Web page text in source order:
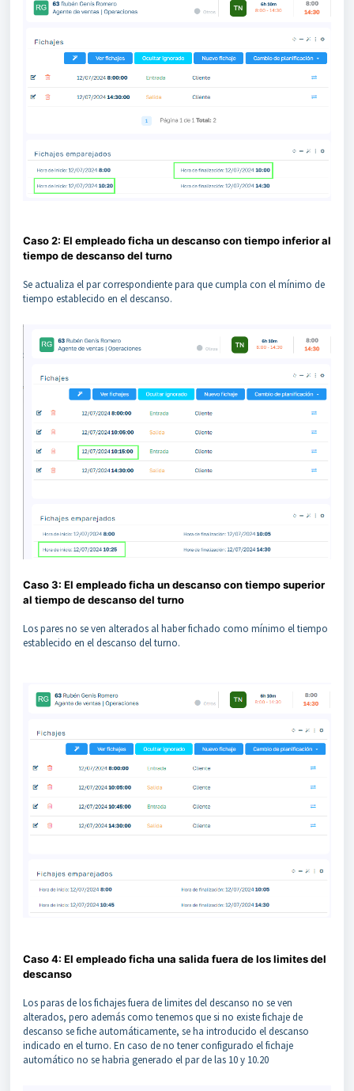
Caso 2: El empleado ficha un descanso con tiempo inferior al
tiempo de descanso del turno
Se actualiza el par correspondiente para que cumpla con el mínimo de
tiempo establecido en el descanso.
Caso 3: El empleado ficha un descanso con tiempo superior
al tiempo de descanso del turno
Los pares no se ven alterados al haber fichado como mínimo el tiempo
establecido en el descanso del turno.
Caso 4: El empleado ficha una salida fuera de los limites del
descanso
Los paras de los fichajes fuera de limites del descanso no se ven
alterados, pero además como tenemos que si no existe fichaje de
descanso se fiche automáticamente, se ha introducido el descanso
indicado en el turno. En caso de no tener configurado el fichaje
automático no se habria generado el par de las 10 y 10.20